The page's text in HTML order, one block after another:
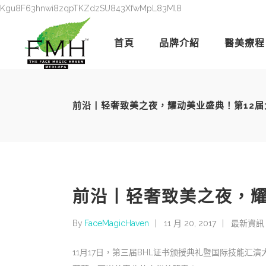
Kgu8F63hnwi8zqpTKZdzSU843XfwMpL83Ml8
首頁 品牌介紹 醫美療程
前沿丨轻奢致美之夜，耀动美业盛典！第12
前沿丨轻奢致美之夜，
By FaceMagicHaven 11 月 20, 2017 最新資訊
11月17日，第三届BHL证书颁授典礼暨国际技能汇